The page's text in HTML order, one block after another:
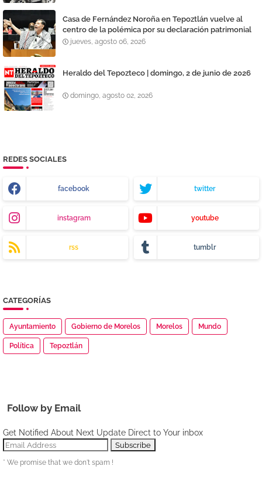
Casa de Fernández Noroña en Tepoztlán vuelve al
centro de la polémica por su declaración patrimonial
jueves, agosto 06, 2026
Heraldo del Tepozteco | domingo, 2 de junio de 2026
domingo, agosto 02, 2026
REDES SOCIALES
facebook twitter
instagram youtube
rss tumblr
CATEGORÍAS
Ayuntamiento Gobierno de Morelos Morelos Mundo
Política Tepoztlán
Follow by Email
Get Notified About Next Update Direct to Your inbox
* We promise that we don't spam !